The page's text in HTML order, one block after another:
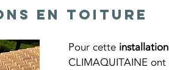
en toiture
Pour cette
CLIMAQUITAINE ont